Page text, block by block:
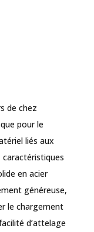
de chez
pour le
liés aux
caractéristiques
en acier
généreuse,
le chargement
d’attelage